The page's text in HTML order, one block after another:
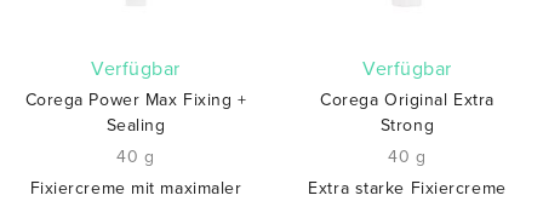
verfügbar
Corega Power Max Fixing +
Sealing
40 g
Fixiercreme mit maximaler
verfügbar
Corega Original Extra
Strong
40 g
Extra starke Fixiercreme